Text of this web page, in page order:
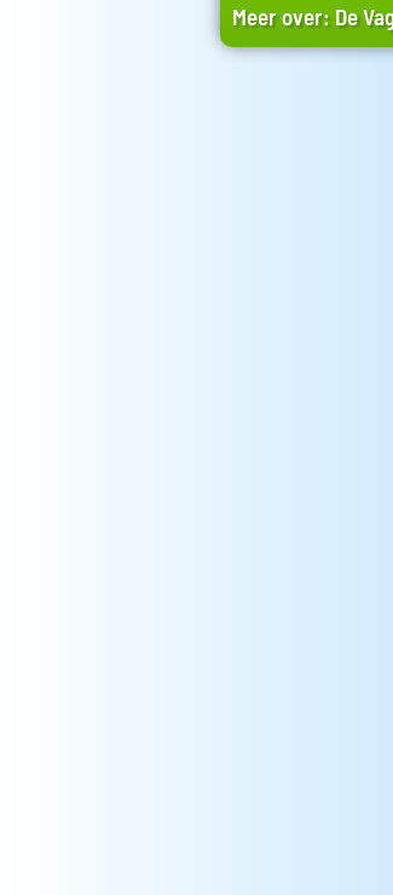
Meer over: De